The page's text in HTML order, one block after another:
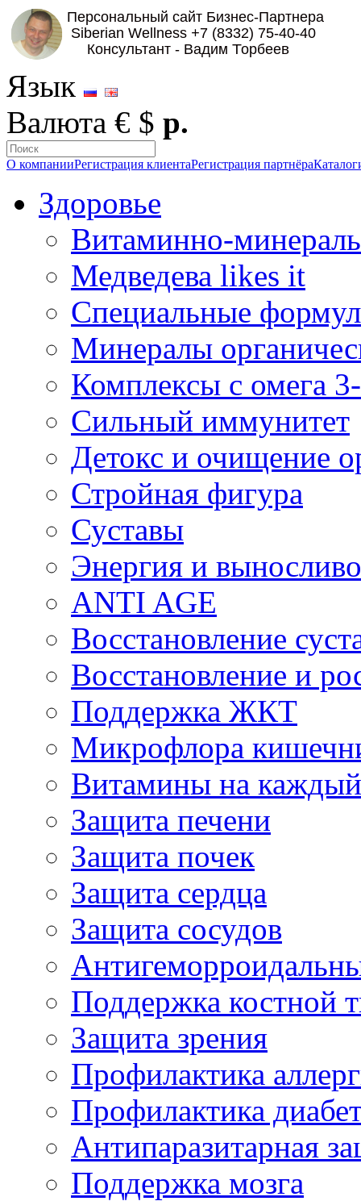
Язык
Валюта € $ р.
О компанииРегистрация клиентаРегистрация партнёра
Здоровье
Витаминно-
Медведева likes it
Специальные
Минералы
Комплексы с омега
Сильный иммунитет
Детокс и очищение
Стройная фигура
Суставы
Энергия и
ANTI AGE
Восстановление
Восстановление и
Поддержка ЖКТ
Микрофлора
Витамины на
Защита печени
Защита почек
Защита сердца
Защита сосудов
Поддержка костной
Защита зрения
Профилактика
Профилактика
Антипаразитарная
Поддержка мозга